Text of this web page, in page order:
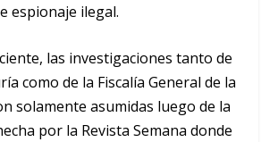
espionaje ilegal.
las investigaciones tanto de
como de la Fiscalía General de la
solamente asumidas luego de la
por la Revista Semana donde